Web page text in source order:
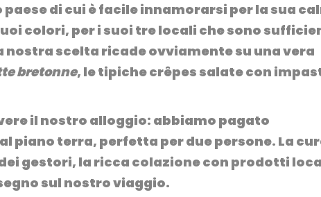
paese di cui è facile innamorarsi per la sua
colori, per i suoi tre locali che sono
nostra scelta ricade ovviamente su una vera
bretonne, le tipiche crêpes salate con
il nostro alloggio: abbiamo pagato
piano terra, perfetta per due persone. La
gestori, la ricca colazione con prodotti
sul nostro viaggio.